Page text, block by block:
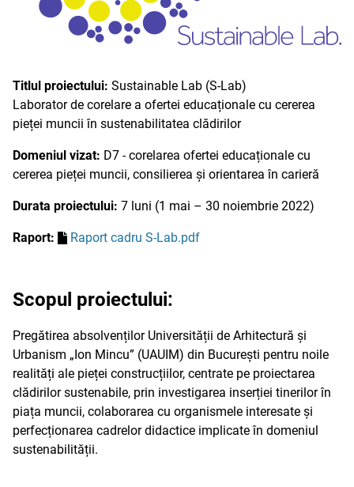
Titlul proiectului: Sustainable Lab (S-Lab)
Laborator de corelare a ofertei educaționale cu cererea
pieței muncii în sustenabilitatea clădirilor
Domeniul vizat: D7 - corelarea ofertei educaționale cu
cererea pieței muncii, consilierea și orientarea în carieră
Durata proiectului: 7 luni (1 mai – 30 noiembrie 2022)
Raport: Raport cadru S-Lab.pdf
Scopul proiectului:
Pregătirea absolvenților Universității de Arhitectură și
Urbanism „Ion Mincu” (UAUIM) din București pentru noile
realități ale pieței construcțiilor, centrate pe proiectarea
clădirilor sustenabile, prin investigarea inserției tinerilor în
piața muncii, colaborarea cu organismele interesate și
perfecționarea cadrelor didactice implicate în domeniul
sustenabilității.